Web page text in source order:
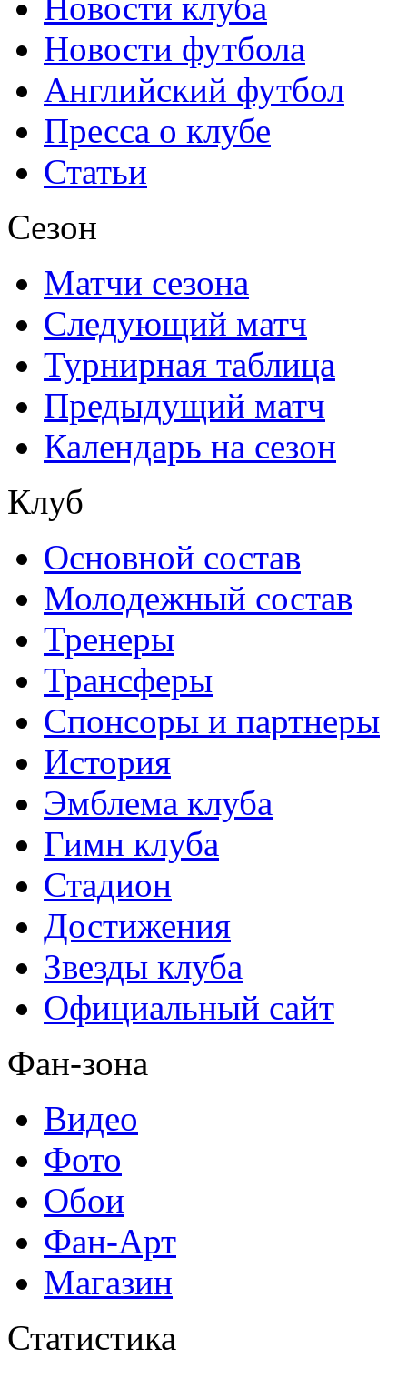
Новости футбола
Английский футбол
Пресса о клубе
Статьи
Сезон
Матчи сезона
Следующий матч
Турнирная таблица
Предыдущий матч
Календарь на сезон
Клуб
Основной состав
Молодежный состав
Тренеры
Трансферы
Спонсоры и партнеры
История
Эмблема клуба
Гимн клуба
Стадион
Достижения
Звезды клуба
Официальный сайт
Фан-зона
Видео
Фото
Обои
Фан-Арт
Магазин
Статистика